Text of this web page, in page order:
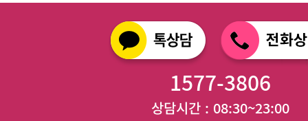
1577-3806
상담시간 : 08:30~23:00